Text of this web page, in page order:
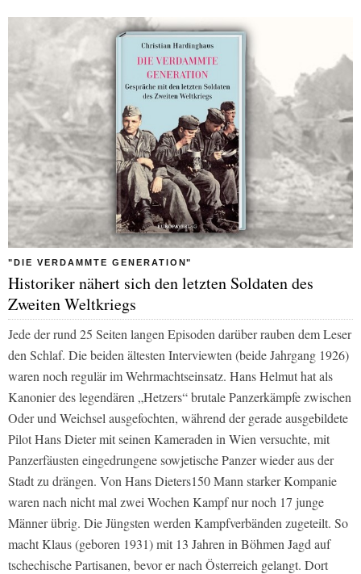
"DIE VERDAMMTE GENERATION"
Historiker nähert sich den letzten Soldaten des
Zweiten Weltkriegs
Jede der rund 25 Seiten langen Episoden darüber rauben dem Leser
den Schlaf. Die beiden ältesten Interviewten (beide Jahrgang 1926)
waren noch regulär im Wehrmachtseinsatz. Hans Helmut hat als
Kanonier des legendären „Hetzers“ brutale Panzerkämpfe zwischen
Oder und Weichsel ausgefochten, während der gerade ausgebildete
Pilot Hans Dieter mit seinen Kameraden in Wien versuchte, mit
Panzerfäusten eingedrungene sowjetische Panzer wieder aus der
Stadt zu drängen. Von Hans Dieters150 Mann starker Kompanie
waren nach nicht mal zwei Wochen Kampf nur noch 17 junge
Männer übrig. Die Jüngsten werden Kampfverbänden zugeteilt. So
macht Klaus (geboren 1931) mit 13 Jahren in Böhmen Jagd auf
tschechische Partisanen, bevor er nach Österreich gelangt. Dort